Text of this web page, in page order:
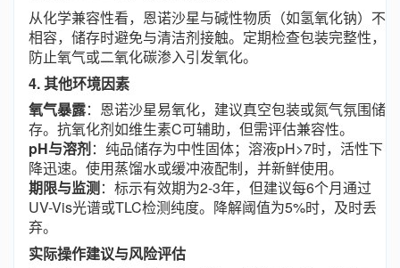
从化学兼容性看，恩诺沙星与碱性物质（如氢氧化钠）不
相容，储存时避免与清洁剂接触。定期检查包装完整性，
防止氧气或二氧化碳渗入引发氧化。
4. 其他环境因素
氧气暴露：恩诺沙星易氧化，建议真空包装或氮气氛围储
存。抗氧化剂如维生素C可辅助，但需评估兼容性。
pH与溶剂：纯品储存为中性固体；溶液pH>7时，活性下
降迅速。使用蒸馏水或缓冲液配制，并新鲜使用。
期限与监测：标示有效期为2-3年，但建议每6个月通过
UV-Vis光谱或TLC检测纯度。降解阈值为5%时，及时丢
弃。
实际操作建议与风险评估